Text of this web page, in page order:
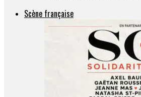
Scène française